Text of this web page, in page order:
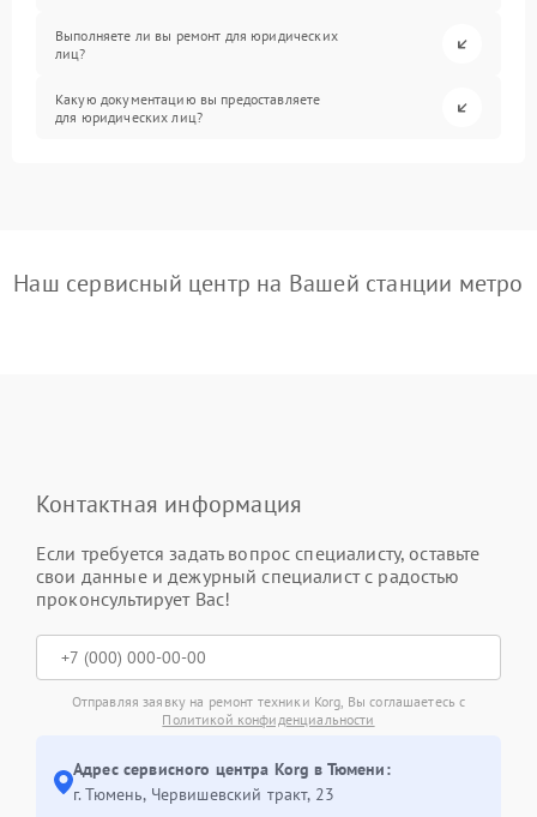
Выполняете ли вы ремонт для юридических
лиц?
Какую документацию вы предоставляете
для юридических лиц?
Наш сервисный центр на Вашей станции метро
Контактная информация
Если требуется задать вопрос специалисту, оставьте
свои данные и дежурный специалист с радостью
проконсультирует Вас!
Отправляя заявку на ремонт техники Korg, Вы соглашаетесь с
Политикой конфиденциальности
Адрес сервисного центра Korg в Тюмени:
г. Тюмень, ​Червишевский тракт, 23